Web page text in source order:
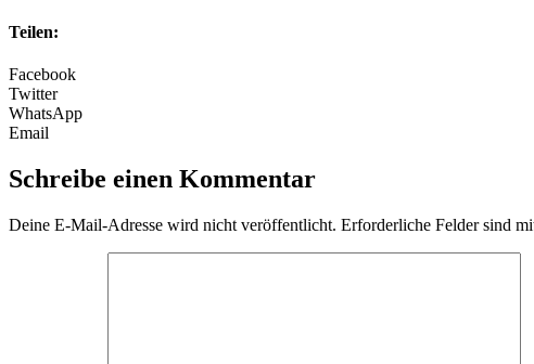
Teilen:
Facebook
Twitter
WhatsApp
Email
Schreibe einen Kommentar
Deine E-Mail-Adresse wird nicht veröffentlicht. Erforderliche Felder sind